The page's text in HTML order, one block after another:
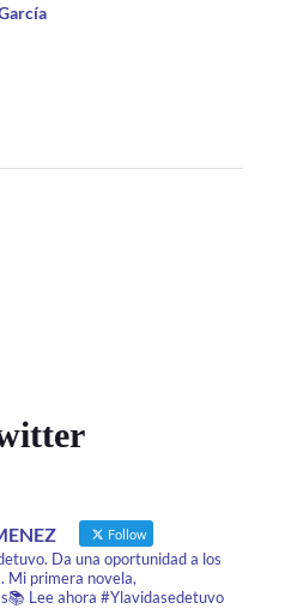
Follow
Da una oportunidad a los
Mi primera novela,
Lee ahora #Ylavidasedetuvo